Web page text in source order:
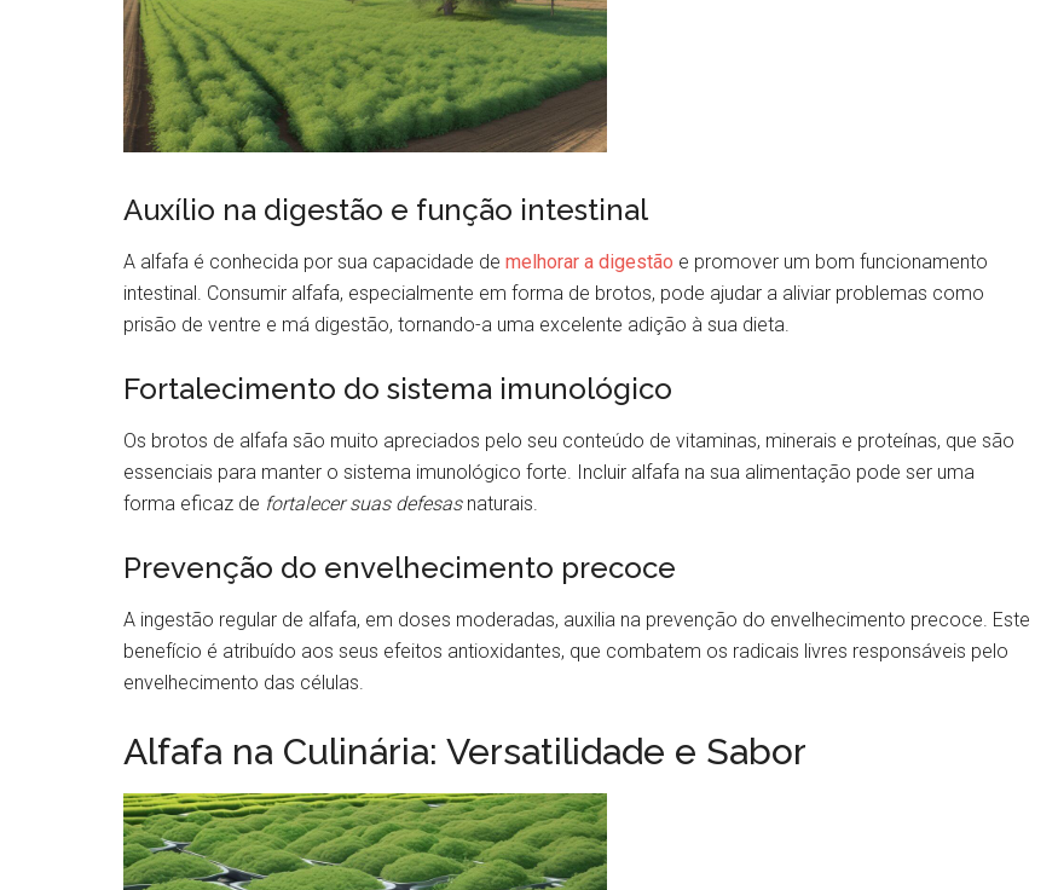
Auxílio na digestão e função intestinal
A alfafa é conhecida por sua capacidade de melhorar a digestão e promover um bom funcionamento
intestinal. Consumir alfafa, especialmente em forma de brotos, pode ajudar a aliviar problemas como
prisão de ventre e má digestão, tornando-a uma excelente adição à sua dieta.
Fortalecimento do sistema imunológico
Os brotos de alfafa são muito apreciados pelo seu conteúdo de vitaminas, minerais e proteínas, que são
essenciais para manter o sistema imunológico forte. Incluir alfafa na sua alimentação pode ser uma
forma eficaz de fortalecer suas defesasnaturais.
Prevenção do envelhecimento precoce
A ingestão regular de alfafa, em doses moderadas, auxilia na prevenção do envelhecimento precoce. Este
benefício é atribuído aos seus efeitos antioxidantes, que combatem os radicais livres responsáveis pelo
envelhecimento das células.
Alfafa na Culinária: Versatilidade e Sabor